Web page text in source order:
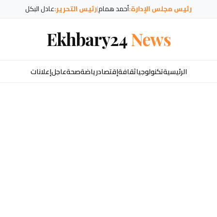
رئيس مجلس الإدارة:أحمد همام|رئيس التحرير:عادل البكل
Ekhbary24News
الرئيسيةتكنولوجياثقافةإقتصادرياضةصحةعاجلإعلانات